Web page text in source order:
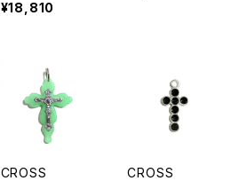
¥18,810
CROSS
CROSS